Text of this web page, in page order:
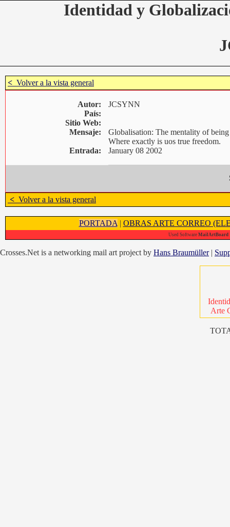
Identidad y
< Volver a la vista general
Autor:
País:
Sitio Web:
Mensaje:
JCSYNN
Globalisation: The mentality of
Where exactly is uos true freedom.
Entrada:
January 08 2002
< Volver a la vista general
PORTADA | OBRAS ARTE CORREO
Used Software MailArtBoard
Crosses.Net is a networking mail art project by Hans Braumüller|
Arte